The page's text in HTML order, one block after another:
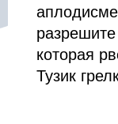
которая
Тузик